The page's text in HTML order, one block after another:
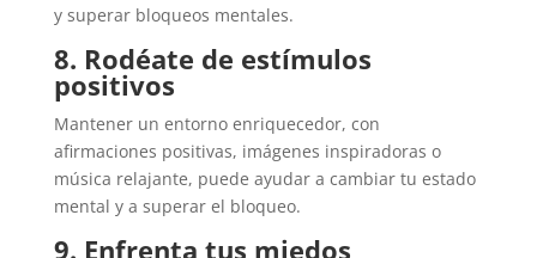
y superar bloqueos mentales.
8. Rodéate de estímulos
positivos
Mantener un entorno enriquecedor, con
afirmaciones positivas, imágenes inspiradoras o
música relajante, puede ayudar a cambiar tu estado
mental y a superar el bloqueo.
9. Enfrenta tus miedos